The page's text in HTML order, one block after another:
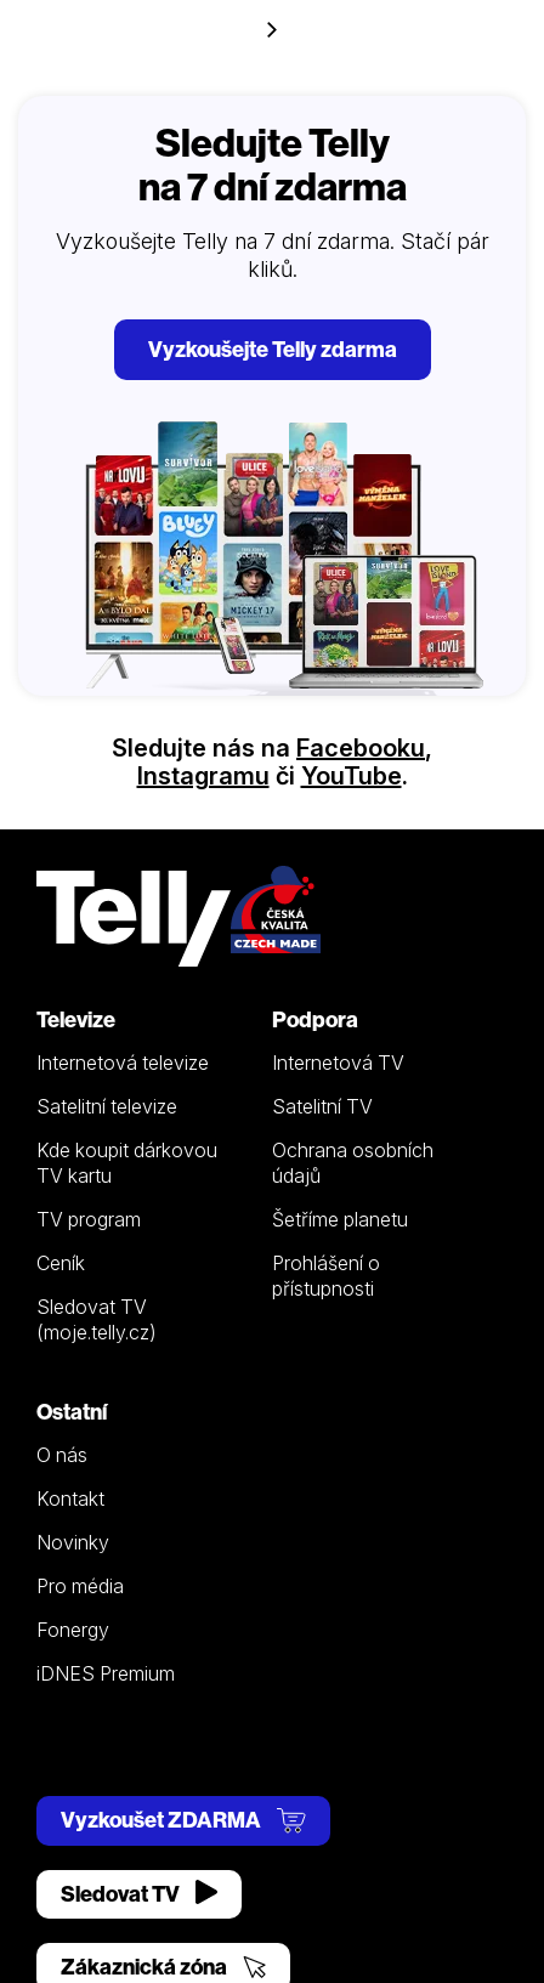
Další
Sledujte Telly
na 7 dní zdarma
Vyzkoušejte Telly na 7 dní zdarma. Stačí pár
kliků.
Vyzkoušejte Telly zdarma
Sledujte nás na Facebooku,
Instagramu či YouTube.
Televize
Internetová televize
Satelitní televize
Kde koupit dárkovou
TV kartu
TV program
Ceník
Sledovat TV
(moje.telly.cz)
Podpora
Internetová TV
Satelitní TV
Ochrana osobních
údajů
Šetříme planetu
Prohlášení o
přístupnosti
Ostatní
O nás
Kontakt
Novinky
Pro média
Fonergy
iDNES Premium
Vyzkoušet ZDARMA
Sledovat TV
Zákaznická zóna